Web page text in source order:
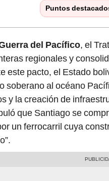
Puntos
del Pacífico, el
regionales y
este pacto, el Estado
soberano al océano
y la creación de
que Santiago se
un ferrocarril cuya